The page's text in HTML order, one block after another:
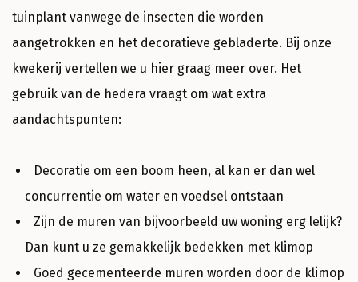
tuinplant vanwege de insecten die worden
aangetrokken en het decoratieve gebladerte. Bij onze
kwekerij vertellen we u hier graag meer over. Het
gebruik van de hedera vraagt om wat extra
aandachtspunten:
Decoratie om een boom heen, al kan er dan wel
concurrentie om water en voedsel ontstaan
Zijn de muren van bijvoorbeeld uw woning erg lelijk?
Dan kunt u ze gemakkelijk bedekken met klimop
Goed gecementeerde muren worden door de klimop